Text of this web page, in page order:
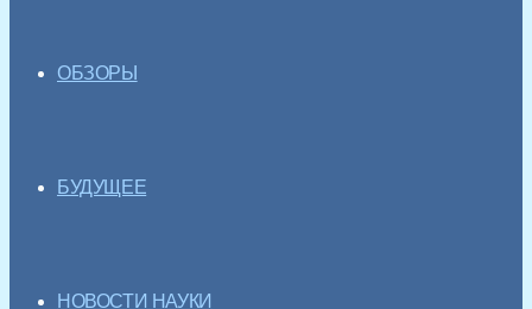
ОБЗОРЫ
БУДУЩЕЕ
НОВОСТИ НАУКИ